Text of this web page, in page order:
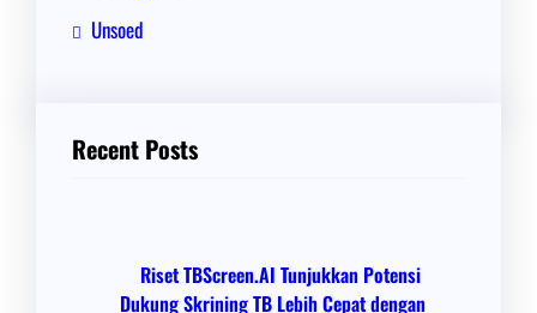
Unsoed
Recent Posts
Riset TBScreen.AI Tunjukkan Potensi
Dukung Skrining TB Lebih Cepat dengan